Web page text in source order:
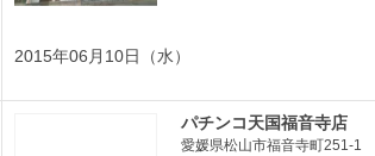
2015年06月10日（水）
パチンコ天国福音寺店
愛媛県松山市福音寺町251-1